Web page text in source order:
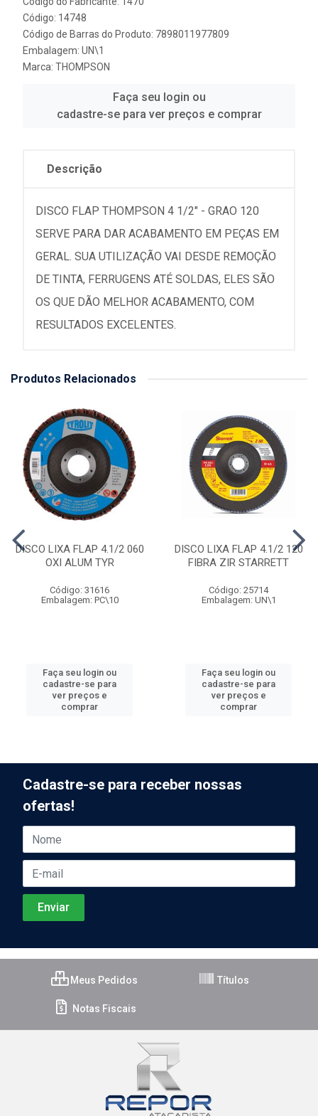
Código: 14748
Código de Barras do Produto: 7898011977809
Embalagem: UN\1
Marca: THOMPSON
Faça seu login ou
cadastre-se para ver preços e comprar
Descrição
DISCO FLAP THOMPSON 4 1/2" - GRAO 120
SERVE PARA DAR ACABAMENTO EM PEÇAS EM
GERAL. SUA UTILIZAÇÃO VAI DESDE REMOÇÃO
DE TINTA, FERRUGENS ATÉ SOLDAS, ELES SÃO
OS QUE DÃO MELHOR ACABAMENTO, COM
RESULTADOS EXCELENTES.
Produtos Relacionados
DISCO LIXA FLAP 4.1/2 060
OXI ALUM TYR
Código: 31616
Embalagem: PC\10
Faça seu login ou
cadastre-se para
ver preços e
comprar
DISCO LIXA FLAP 4.1/2 120
FIBRA ZIR STARRETT
Código: 25714
Embalagem: UN\1
Faça seu login ou
cadastre-se para
ver preços e
comprar
Cadastre-se para receber nossas
ofertas!
Meus Pedidos Títulos
Notas Fiscais